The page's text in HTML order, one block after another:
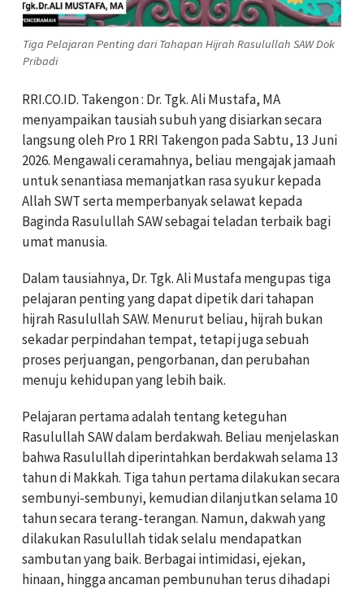
Tiga Pelajaran Penting dari Tahapan Hijrah Rasulullah SAW Dok
Pribadi
RRI.CO.ID. Takengon : Dr. Tgk. Ali Mustafa, MA
menyampaikan tausiah subuh yang disiarkan secara
langsung oleh Pro 1 RRI Takengon pada Sabtu, 13 Juni
2026. Mengawali ceramahnya, beliau mengajak jamaah
untuk senantiasa memanjatkan rasa syukur kepada
Allah SWT serta memperbanyak selawat kepada
Baginda Rasulullah SAW sebagai teladan terbaik bagi
umat manusia.
Dalam tausiahnya, Dr. Tgk. Ali Mustafa mengupas tiga
pelajaran penting yang dapat dipetik dari tahapan
hijrah Rasulullah SAW. Menurut beliau, hijrah bukan
sekadar perpindahan tempat, tetapi juga sebuah
proses perjuangan, pengorbanan, dan perubahan
menuju kehidupan yang lebih baik.
Pelajaran pertama adalah tentang keteguhan
Rasulullah SAW dalam berdakwah. Beliau menjelaskan
bahwa Rasulullah diperintahkan berdakwah selama 13
tahun di Makkah. Tiga tahun pertama dilakukan secara
sembunyi-sembunyi, kemudian dilanjutkan selama 10
tahun secara terang-terangan. Namun, dakwah yang
dilakukan Rasulullah tidak selalu mendapatkan
sambutan yang baik. Berbagai intimidasi, ejekan,
hinaan, hingga ancaman pembunuhan terus dihadapi